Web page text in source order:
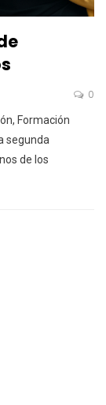
0
Formación
segunda
de los